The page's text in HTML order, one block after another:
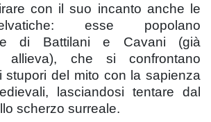
con il suo incanto anche le
esse popolano
di Battilani e Cavani (già
allieva), che si confrontano
stupori del mito con la sapienza
lasciandosi tentare dal
scherzo surreale.